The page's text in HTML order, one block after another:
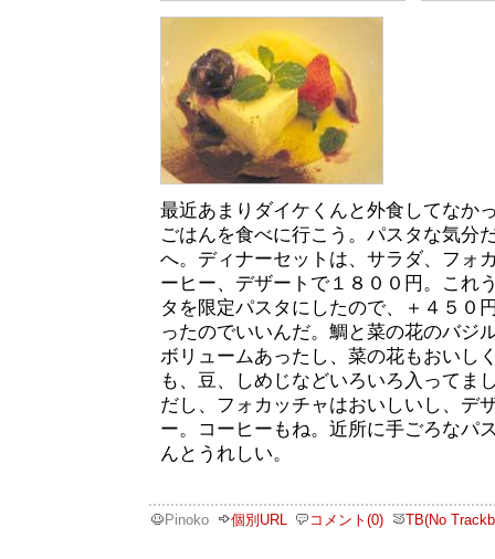
最近あまりダイケくんと外食してなか
ごはんを食べに行こう。パスタな気分
へ。ディナーセットは、サラダ、フォ
ーヒー、デザートで１８００円。これ
タを限定パスタにしたので、＋４５０
ったのでいいんだ。鯛と菜の花のバジ
ボリュームあったし、菜の花もおいし
も、豆、しめじなどいろいろ入ってま
だし、フォカッチャはおいしいし、デ
ー。コーヒーもね。近所に手ごろなパ
んとうれしい。
Pinoko 個別URL コメント(0) TB(No